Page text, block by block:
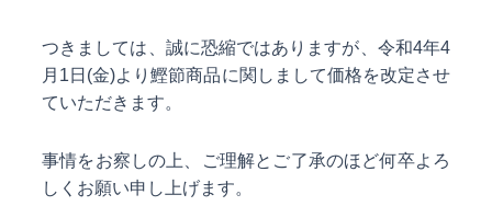
つきましては、誠に恐縮ではありますが、令和4年4
月1日(金)より鰹節商品に関しまして価格を改定させ
ていただきます。
事情をお察しの上、ご理解とご了承のほど何卒よろ
しくお願い申し上げます。